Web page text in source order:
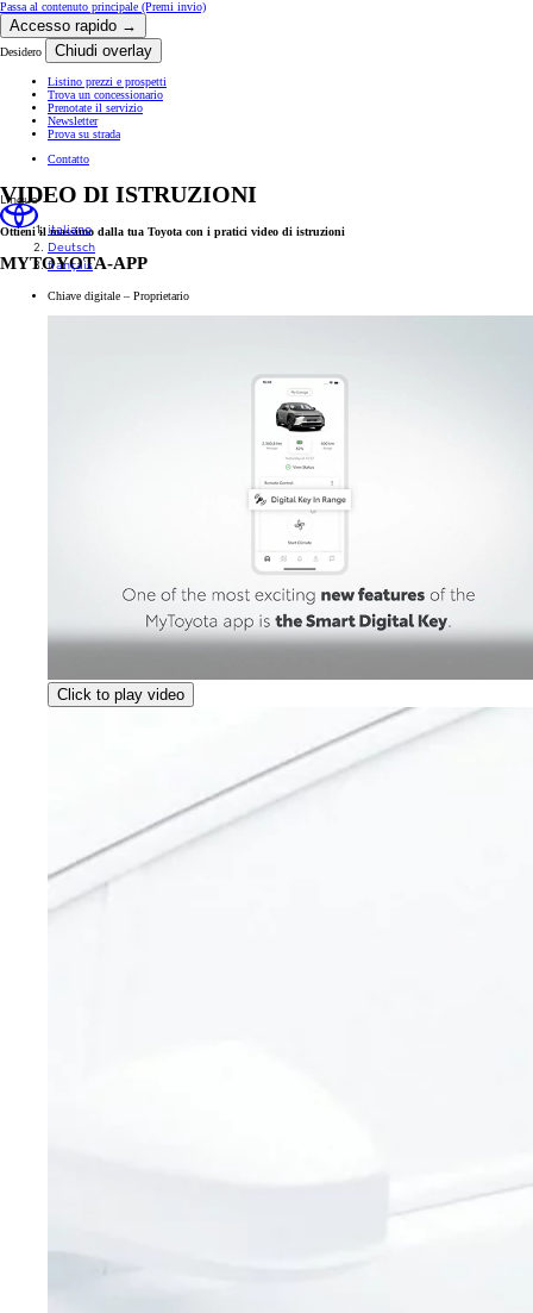
Passa al contenuto principale (Premi invio)
Accesso rapido →
Desidero Chiudi overlay
Listino prezzi e prospetti
Trova un concessionario
Prenotate il servizio
Newsletter
Prova su strada
Contatto
Lingue
italiano
Deutsch
français
VIDEO DI ISTRUZIONI
Ottieni il massimo dalla tua Toyota con i pratici video di istruzioni
MYTOYOTA-APP
Chiave digitale – Proprietario
Click to play video